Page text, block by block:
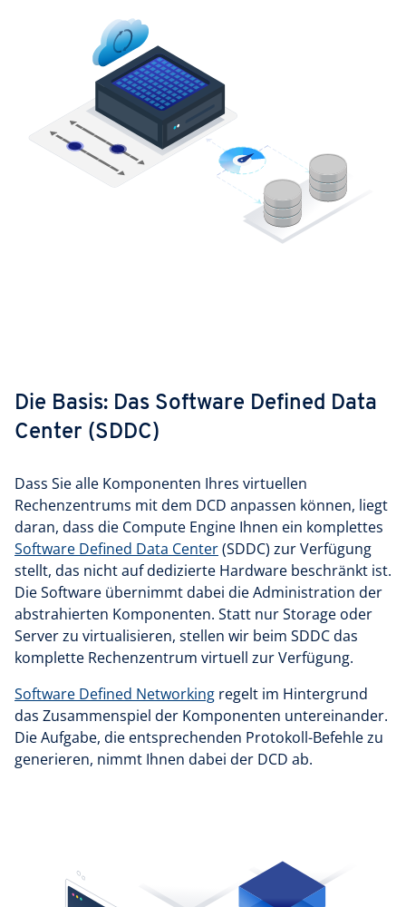
Die Basis: Das Software Defined Data
Center (SDDC)
Dass Sie alle Komponenten Ihres virtuellen
Rechenzentrums mit dem DCD anpassen können, liegt
daran, dass die Compute Engine Ihnen ein komplettes
Software Defined Data Center(SDDC) zur Verfügung
stellt, das nicht auf dedizierte Hardware beschränkt ist.
Die Software übernimmt dabei die Administration der
abstrahierten Komponenten. Statt nur Storage oder
Server zu virtualisieren, stellen wir beim SDDC das
komplette Rechenzentrum virtuell zur Verfügung.
Software Defined Networking regelt im Hintergrund
das Zusammenspiel der Komponenten untereinander.
Die Aufgabe, die entsprechenden Protokoll-Befehle zu
generieren, nimmt Ihnen dabei der DCD ab.